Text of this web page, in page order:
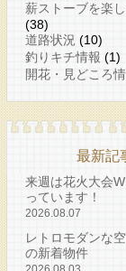
薪ストーブを楽し
(38)
道路状況 (10)
釣りキチ情報 (1)
開花・見どころ
最新記
来週は花火大会
っています！
2026.08.07
レトロモダンな
の新着物件